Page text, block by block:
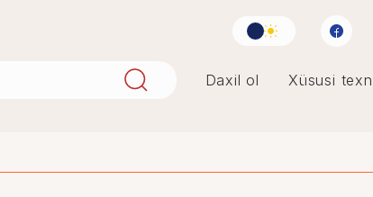
Daxil ol Xüsusi